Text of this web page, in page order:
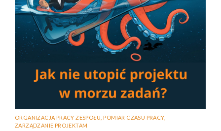
ORGANIZACJA PRACY ZESPOŁU POMIAR CZASU PRACY,
ZARZĄDZANIE PROJEKTAM